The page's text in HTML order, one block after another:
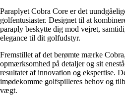
Paraplyet Cobra Core er det
golfentusiaster. Designet til at
paraply beskytte dig mod vejret,
elegance til dit golfudstyr.
Fremstillet af det berømte mærke
opmærksomhed på detaljer og sit
resultatet af innovation og ekspertise.
imødekomme golfspilleres behov og
vægt.